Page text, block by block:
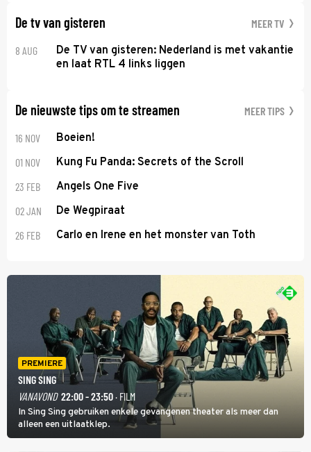
De tv van gisteren MEER TV
8 AUG
De TV van gisteren: Nederland is met vakantie
en laat RTL 4 links liggen
De nieuwste tips om te streamen MEER TIPS
16 NOV Boeien!
01 NOV Kung Fu Panda: Secrets of the Scroll
23 FEB Angels One Five
02 JAN De Wegpiraat
26 FEB Carlo en Irene en het monster van Toth
PREMIERE
SING SING
VANAVOND 22:00 - 23:50· FILM
In Sing Sing gebruiken enkele gevangenen theater als meer dan
alleen een uitlaatklep.